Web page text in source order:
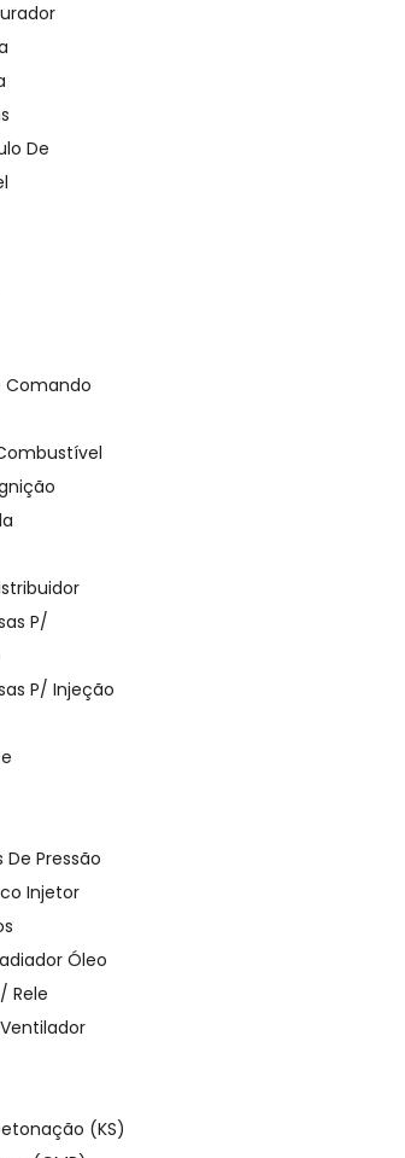
De
Comando
P/
P/ Injeção
De Pressão
Injetor
Óleo
Rele
(KS)